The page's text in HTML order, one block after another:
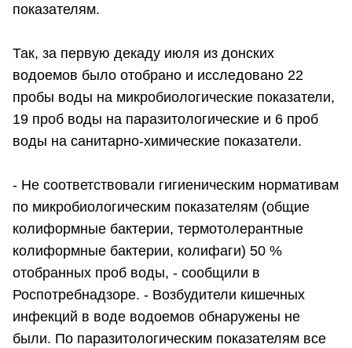
показателям.
Так, за первую декаду июля из донских
водоемов было отобрано и исследовано 22
пробы воды на микробиологические показатели,
19 проб воды на паразитологические и 6 проб
воды на санитарно-химические показатели.
- Не соответствовали гигиеническим нормативам
по микробиологическим показателям (общие
колиформные бактерии, термотолерантные
колиформные бактерии, колифаги) 50 %
отобранных проб воды, - сообщили в
Роспотребнадзоре. - Возбудители кишечных
инфекций в воде водоемов обнаружены не
были. По паразитологическим показателям все